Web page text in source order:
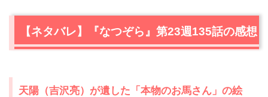
【ネタバレ】『なつぞら』第23週135話の感想
天陽（吉沢亮）が遺した「本物のお馬さん」の絵